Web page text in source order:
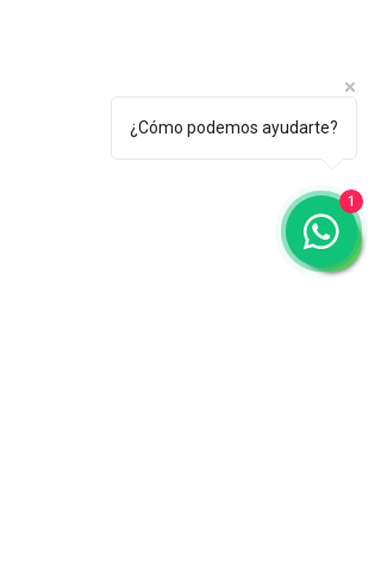
¿Cómo podemos ayudarte?
1